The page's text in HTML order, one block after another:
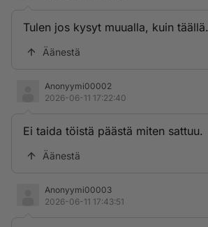
Tulen jos kysyt muualla, kuin täällä.
Äänestä
Anonyymi00002
2026-06-11 17:22:40
Ei taida töistä päästä miten sattuu.
Äänestä
Anonyymi00003
2026-06-11 17:43:51